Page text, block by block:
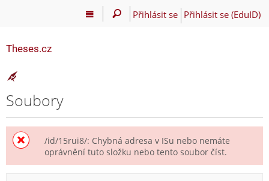
Přihlásit se Přihlásit se (EduID)
Theses.cz
Soubory
/id/15rui8/: Chybná adresa v ISu nebo nemáte
oprávnění tuto složku nebo tento soubor číst.